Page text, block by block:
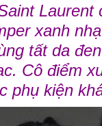
Laurent
xanh
tất da
Cô điểm
phụ kiện